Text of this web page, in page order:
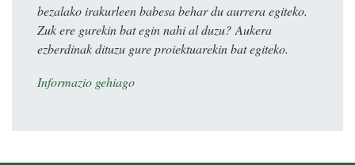
bezalako irakurleen babesa behar du aurrera egiteko.
Zuk ere gurekin bat egin nahi al duzu? Aukera
ezberdinak dituzu gure proiektuarekin bat egiteko.
Informazio gehiago